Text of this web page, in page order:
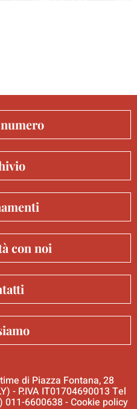
con noi
di Piazza Fontana, 28
- P.IVA IT01704690013 Tel
011-6600638 -Cookie policy